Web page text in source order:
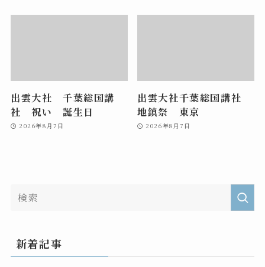
出雲大社 千葉総国講
社 祝い 誕生日
2026年8月7日
出雲大社千葉総国講社
地鎮祭 東京
2026年8月7日
新着記事